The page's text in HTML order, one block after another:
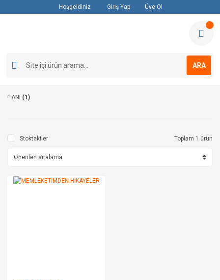
Hoşgeldiniz Giriş Yap Üye Ol
ARA
ANI (1)
Stoktakiler Toplam 1 ürün